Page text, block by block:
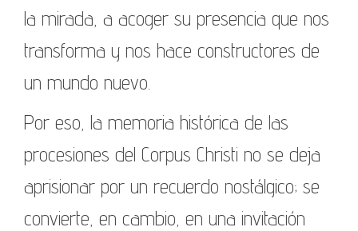
la mirada, a acoger su presencia que nos
transforma y nos hace constructores de
un mundo nuevo.
Por eso, la memoria histórica de las
procesiones del Corpus Christi no se deja
aprisionar por un recuerdo nostálgico; se
convierte, en cambio, en una invitación